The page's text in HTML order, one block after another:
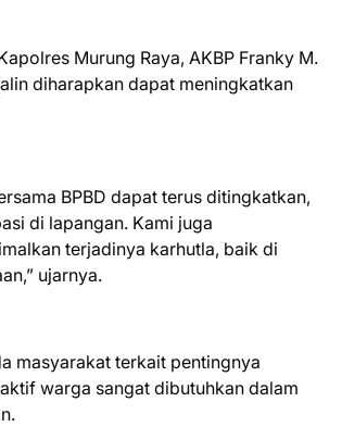
Murung Raya, AKBP Franky M.
diharapkan dapat meningkatkan
BPBD dapat terus ditingkatkan,
di lapangan. Kami juga
terjadinya karhutla, baik di
ujarnya.
masyarakat terkait pentingnya
warga sangat dibutuhkan dalam